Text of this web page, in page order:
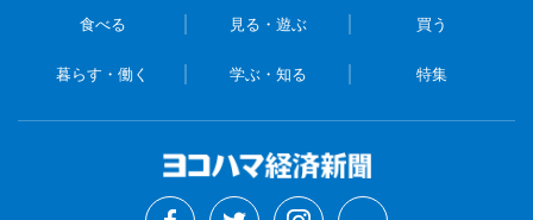
食べる 見る・遊ぶ 買う
暮らす・働く 学ぶ・知る 特集